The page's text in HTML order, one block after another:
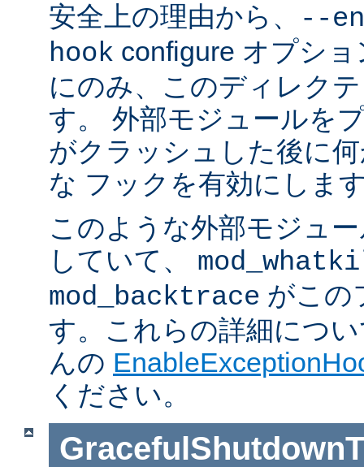
安全上の理由から、
--
hook configure オプシ
にのみ、このディレク
す。 外部モジュールを
がクラッシュした後に
な フックを有効にしま
このような外部モジュ
していて、
mod_backtrace がこの
す。これらの詳細につ
んの
ください。